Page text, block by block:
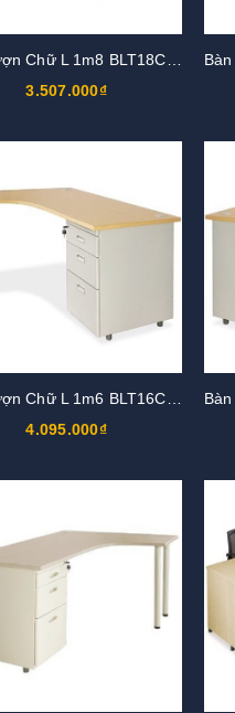
3.507.000₫
4.095.000₫